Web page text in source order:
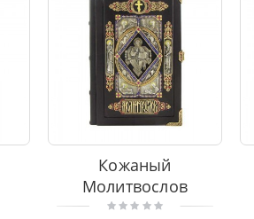
Кожаный
Молитвослов